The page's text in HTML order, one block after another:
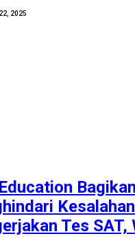
2025
Tes SAT,